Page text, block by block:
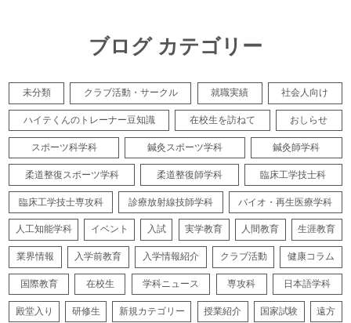
ブログ カテゴリー
未分類 クラブ活動・サークル 就職実績 社会人向け
ハイテくんのトレーナー豆知識 在校生を訪ねて おしらせ
スポーツ科学科 鍼灸スポーツ学科 鍼灸師学科
柔道整復スポーツ学科 柔道整復師学科 臨床工学技士科
臨床工学技士専攻科 診療放射線技師学科 バイオ・再生医療学科
人工知能学科 イベント 入試 実学教育 人間教育 生涯教育
業界情報 入学前教育 入学情報紹介 クラブ活動 健康コラム
国際教育 在校生 学科ニュース 専攻科 日本語学科
殿堂入り 研修生 新規カテゴリー 授業紹介 国家試験 遠方